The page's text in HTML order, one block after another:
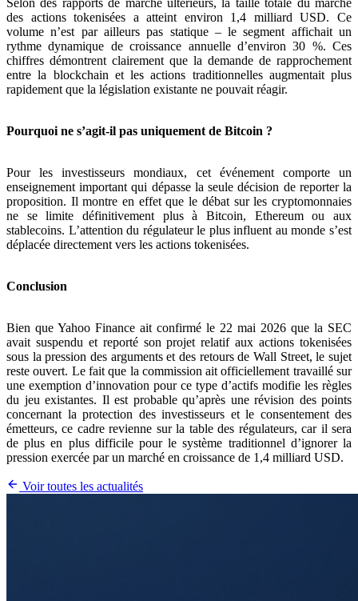
des actions tokenisées a atteint environ 1,4 milliard USD. Ce
volume n’est par ailleurs pas statique – le segment affichait un
rythme dynamique de croissance annuelle d’environ 30 %. Ces
chiffres démontrent clairement que la demande de rapprochement
entre la blockchain et les actions traditionnelles augmentait plus
rapidement que la législation existante ne pouvait réagir.
Pourquoi ne s’agit-il pas uniquement de Bitcoin ?
Pour les investisseurs mondiaux, cet événement comporte un
enseignement important qui dépasse la seule décision de reporter la
proposition. Il montre en effet que le débat sur les cryptomonnaies
ne se limite définitivement plus à Bitcoin, Ethereum ou aux
stablecoins. L’attention du régulateur le plus influent au monde s’est
déplacée directement vers les actions tokenisées.
Conclusion
Bien que Yahoo Finance ait confirmé le 22 mai 2026 que la SEC
avait suspendu et reporté son projet relatif aux actions tokenisées
sous la pression des arguments et des retours de Wall Street, le sujet
reste ouvert. Le fait que la commission ait officiellement travaillé sur
une exemption d’innovation pour ce type d’actifs modifie les règles
du jeu existantes. Il est probable qu’après une révision des points
concernant la protection des investisseurs et le consentement des
émetteurs, ce cadre revienne sur la table des régulateurs, car il sera
de plus en plus difficile pour le système traditionnel d’ignorer la
pression exercée par un marché en croissance de 1,4 milliard USD.
Voir toutes les actualités